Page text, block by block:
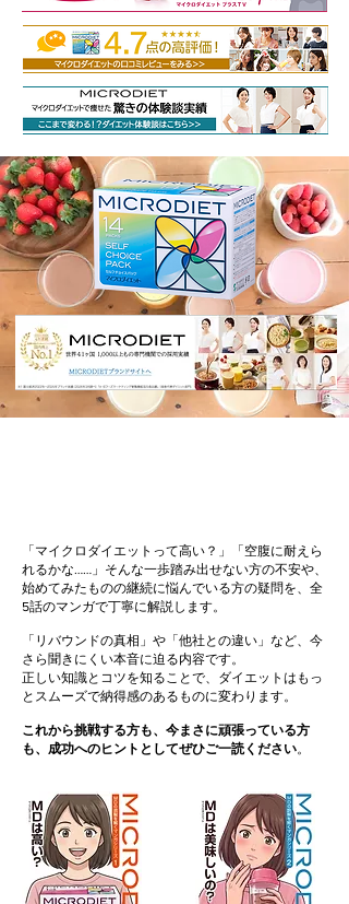
「マイクロダイエットって高い？」「空腹に耐えら
れるかな……」そんな一歩踏み出せない方の不安や、
始めてみたものの継続に悩んでいる方の疑問を、全
5話のマンガで丁寧に解説します。
「リバウンドの真相」や「他社との違い」など、今
さら聞きにくい本音に迫る内容です。
正しい知識とコツを知ることで、ダイエットはもっ
とスムーズで納得感のあるものに変わります。
これから挑戦する方も、今まさに頑張っている方
も、成功へのヒントとしてぜひご一読ください。